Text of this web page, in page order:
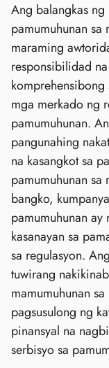
Ang balangkas
pamumuhunan
maraming
responsibilidad
komprehensibong
mga merkado ng
pamumuhunan.
pangunahing
na kasangkot sa
pamumuhunan sa
bangko,
pamumuhunan
kasanayan sa
sa regulasyon.
tuwirang
mamumuhunan
pagsusulong ng
pinansyal na
serbisyo sa